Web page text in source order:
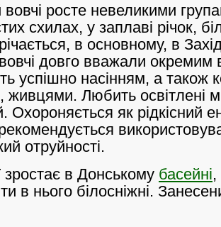
росте невеликими
схилах, у заплаві річок,
в основному, в
довго вважали окремим
успішно насінням, а також
Любить освітлені
Охороняється як рідкісний
отруйності.
зростає в Донському басейні,
в нього білосніжні.